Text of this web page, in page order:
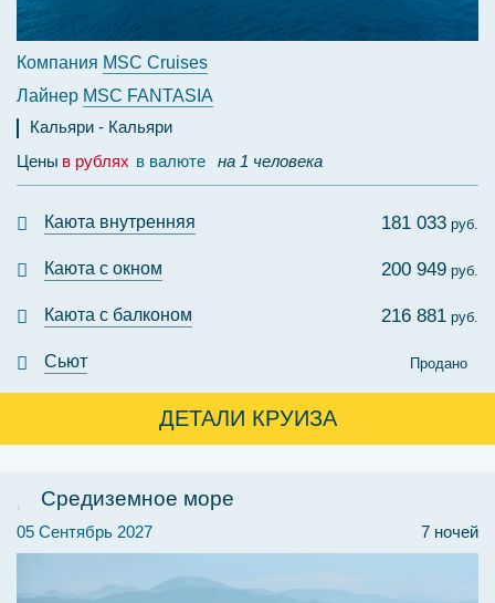
Компания MSC Cruises
Лайнер MSC FANTASIA
Кальяри
Кальяри
Цены в рублях в валюте на 1 человека
Каюта внутренняя 181 033 руб.
Каюта с окном 200 949 руб.
Каюта с балконом 216 881 руб.
Сьют Продано
ДЕТАЛИ КРУИЗА
Средиземное море
7 ночей
05 Сентябрь 2027